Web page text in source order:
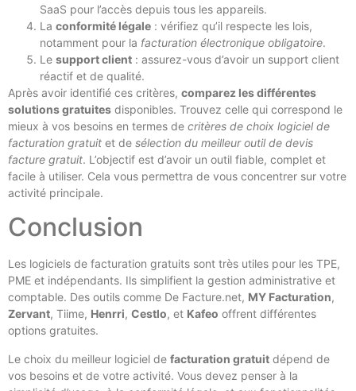
SaaS pour l’accès depuis tous les appareils.
La conformité légale : vérifiez qu’il respecte les lois,
notamment pour la facturation électronique obligatoire.
Le support client : assurez-vous d’avoir un support client
réactif et de qualité.
Après avoir identifié ces critères, comparez les différentes
solutions gratuites disponibles. Trouvez celle qui correspond le
mieux à vos besoins en termes de critères de choix logiciel de
facturation gratuit et de sélection du meilleur outil de devis
facture gratuit. L’objectif est d’avoir un outil fiable, complet et
facile à utiliser. Cela vous permettra de vous concentrer sur votre
activité principale.
Conclusion
Les logiciels de facturation gratuits sont très utiles pour les TPE,
PME et indépendants. Ils simplifient la gestion administrative et
comptable. Des outils comme De Facture.net, MY Facturation,
Zervant, Tiime, Henrri, Cestlo, et Kafeo offrent différentes
options gratuites.
Le choix du meilleur logiciel de facturation gratuit dépend de
vos besoins et de votre activité. Vous devez penser à la